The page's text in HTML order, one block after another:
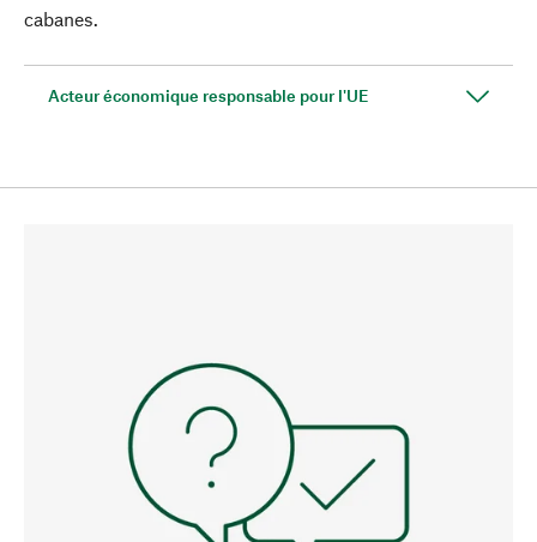
cabanes.
Acteur économique responsable pour l'UE